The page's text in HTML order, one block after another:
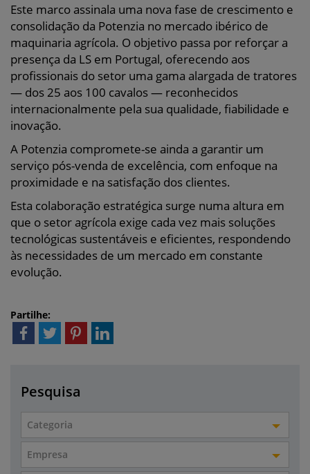
Este marco assinala uma nova fase de crescimento e
consolidação da Potenzia no mercado ibérico de
maquinaria agrícola. O objetivo passa por reforçar a
presença da LS em Portugal, oferecendo aos
profissionais do setor uma gama alargada de tratores
— dos 25 aos 100 cavalos — reconhecidos
internacionalmente pela sua qualidade, fiabilidade e
inovação.
A Potenzia compromete-se ainda a garantir um
serviço pós-venda de excelência, com enfoque na
proximidade e na satisfação dos clientes.
Esta colaboração estratégica surge numa altura em
que o setor agrícola exige cada vez mais soluções
tecnológicas sustentáveis e eficientes, respondendo
às necessidades de um mercado em constante
evolução.
Partilhe:
Pesquisa
Categoria
Empresa